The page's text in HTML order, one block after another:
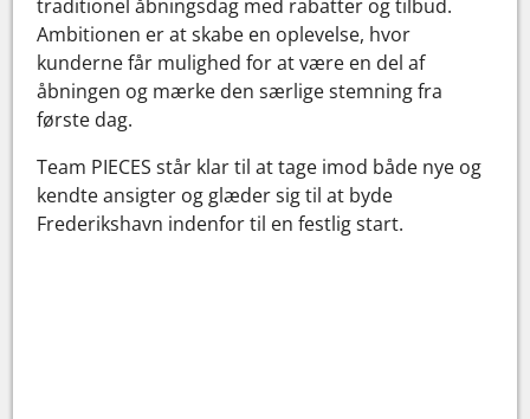
traditionel åbningsdag med rabatter og tilbud.
Ambitionen er at skabe en oplevelse, hvor
kunderne får mulighed for at være en del af
åbningen og mærke den særlige stemning fra
første dag.
Team PIECES står klar til at tage imod både nye og
kendte ansigter og glæder sig til at byde
Frederikshavn indenfor til en festlig start.